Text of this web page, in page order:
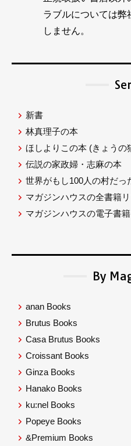
ラブルについては弊
しません。
新書
林真理子の本
ほしよりこの本 (きょうの
伝説の家政婦・志麻の本
世界がもし100人の村だっ
マガジンハウスの全書籍リ
マガジンハウスの電子書籍
By
anan Books
Brutus Books
Casa Brutus Books
Croissant Books
Ginza Books
Hanako Books
ku:nel Books
Popeye Books
&Premium Books